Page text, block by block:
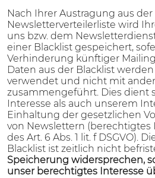
Nach Ihrer Austragung aus der
Newsletterverteilerliste wird
uns bzw. dem
einer Blacklist gespeichert,
Verhinderung künftiger
Daten aus der Blacklist
verwendet und nicht mit
zusammengeführt. Dies dient
Interesse als auch unserem
Einhaltung der gesetzlichen
von Newslettern (berechtigtes
des Art. 6 Abs. 1 lit. f DSGVO).
Blacklist ist zeitlich nicht
Speicherung widersprechen,
unser berechtigtes Interesse